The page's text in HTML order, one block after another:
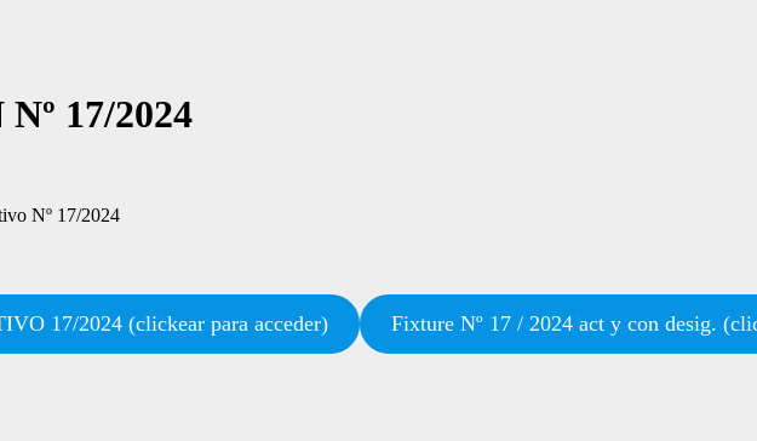
17/2024
Nº 17/2024
17/2024 (clickear para acceder) Fixture Nº 17 / 2024 act y con desig.